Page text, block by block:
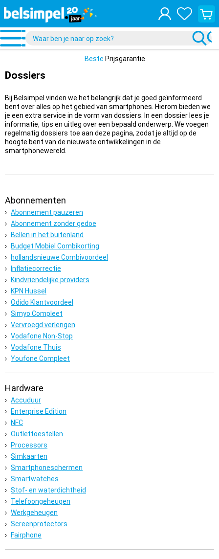
Bekijk
je
Beste Prijsgarantie
Dossiers
Bij Belsimpel vinden we het belangrijk dat je goed geïnformeerd
bent over alles op het gebied van smartphones. Hierom bieden we
je een extra service in de vorm van dossiers. In een dossier lees je
informatie, tips en uitleg over een bepaald onderwerp. We voegen
regelmatig dossiers toe aan deze pagina, zodat je altijd op de
hoogte bent van de nieuwste ontwikkelingen in de
smartphonewereld.
Abonnementen
Abonnement pauzeren
Abonnement zonder gedoe
Bellen in het buitenland
Budget Mobiel Combikorting
hollandsnieuwe Combivoordeel
Inflatiecorrectie
Kindvriendelijke providers
KPN Hussel
Odido Klantvoordeel
Simyo Compleet
Vervroegd verlengen
Vodafone Non-Stop
Vodafone Thuis
Youfone Compleet
Hardware
Accuduur
Enterprise Edition
NFC
Outlettoestellen
Processors
Simkaarten
Smartphoneschermen
Smartwatches
Stof- en waterdichtheid
Telefoongeheugen
Werkgeheugen
Screenprotectors
Fairphone